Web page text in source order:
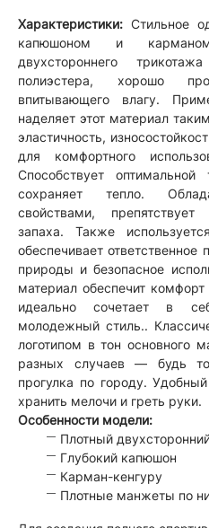
Характеристики: Стильное
капюшоном и
двухстороннего
полиэстера, хорошо
впитывающего влагу.
наделяет этот материал
эластичность,
для комфортного
Способствует
сохраняет тепло.
свойствами, препятствует
запаха. Также
обеспечивает ответственное
природы и безопасное
материал обеспечит
идеально сочетает в
молодежный стиль..
логотипом в тон основного
разных случаев — будь
прогулка по городу.
хранить мелочи и греть руки.
Особенности модели:
Плотный
Глубокий капюшон
Карман-кенгуру
Плотные манжеты по